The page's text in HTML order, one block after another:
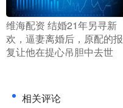
​维海配资 结婚21年另寻新
欢，逼妻离婚后，原配的报
复让他在提心吊胆中去世
相关评论